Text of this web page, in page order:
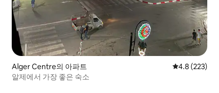
Alger Centre의 아파트 평점 4.8점(5
4.8 (223)
알제에서 가장 좋은 숙소